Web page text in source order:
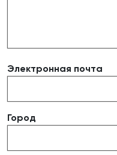
Электронная почта
Город